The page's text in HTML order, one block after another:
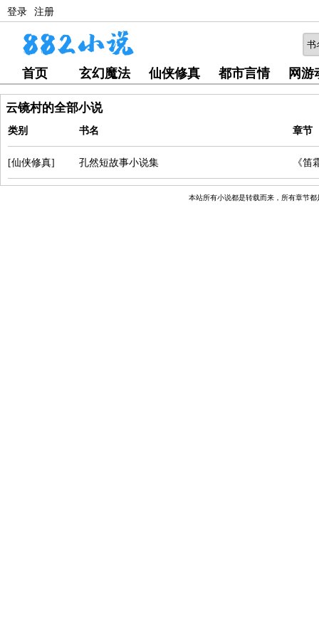
登录 注册
首页 玄幻魔法 仙侠修真 都市言情 网游
云镜村的全部小说
类别 书名 章节
[仙侠修真] 孔然短故事小说集 《笛
本站所有小说都是转载而来，所有章节